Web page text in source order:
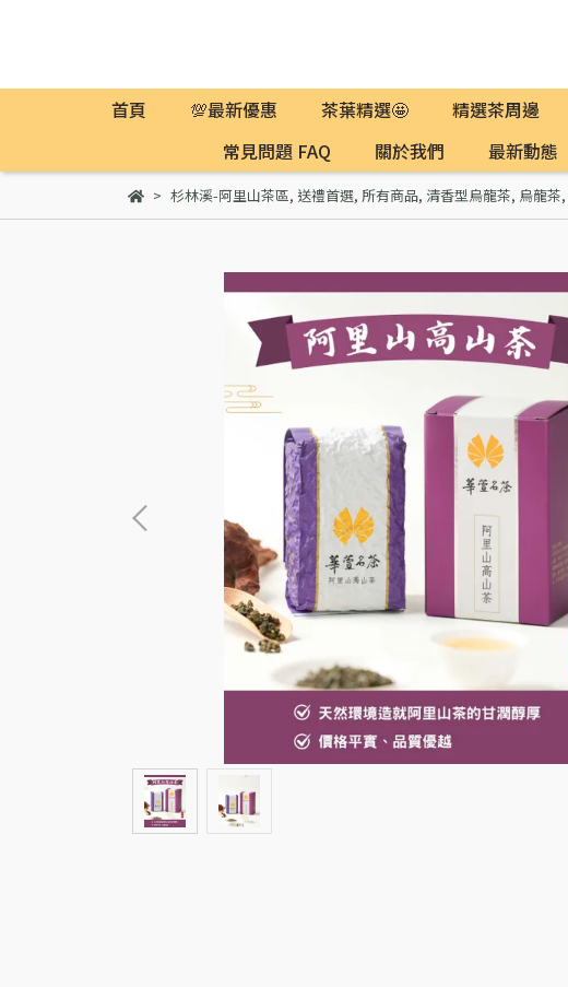
首頁 💯最新優惠 茶葉精選🤩 精選茶周邊
常見問題 FAQ
關於我們 最新動態
杉林溪-阿里山茶區, 送禮首選, 所有商品, 清香型烏龍茶, 烏龍茶,